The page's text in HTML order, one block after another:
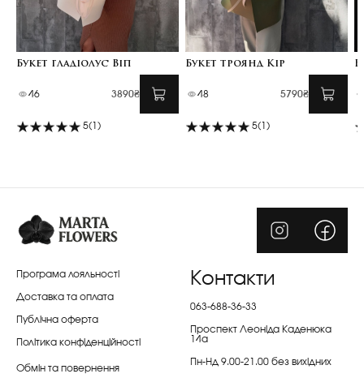
Букет гладіолус Віп
46 3890₴
5(1)
Букет троянд Кір
48 5790₴
5(1)
Програма лояльності
Доставка та оплата
Публічна оферта
Політика конфіденційності
Обмін та повернення
Контакти
063-688-36-33
Проспект Леоніда Каденюка
14а
Пн-Нд 9.00-21.00 без вихідних